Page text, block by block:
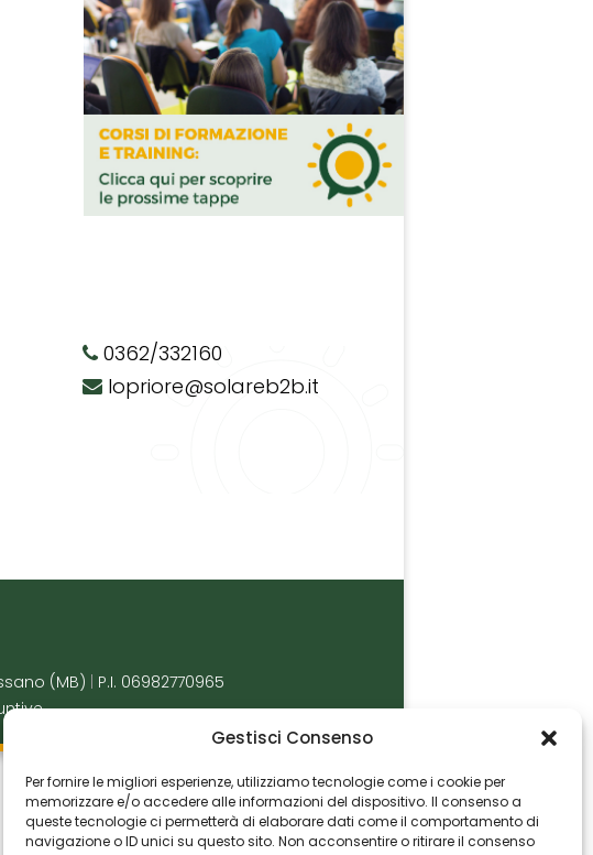
Gestisci Consenso
Per fornire le migliori esperienze, utilizziamo tecnologie come i cookie per
memorizzare e/o accedere alle informazioni del dispositivo. Il consenso a
queste tecnologie ci permetterà di elaborare dati come il comportamento di
navigazione o ID unici su questo sito. Non acconsentire o ritirare il consenso
0362/332160
lopriore@solareb2b.it
(MB)
P.I. 06982770965